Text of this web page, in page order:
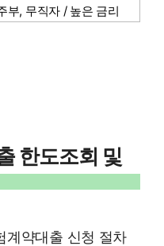
부, 무직자 / 높은 금리
한도조회 및